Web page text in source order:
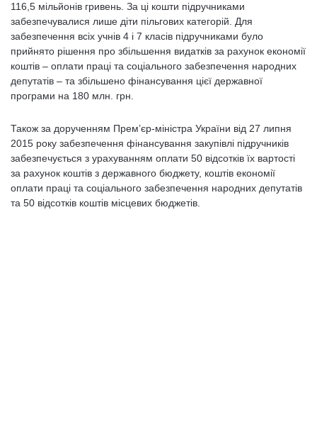
116,5 мільйонів гривень. За ці кошти підручниками
забезпечувалися лише діти пільгових категорій. Для
забезпечення всіх учнів 4 і 7 класів підручниками було
прийнято рішення про збільшення видатків за рахунок економії
коштів – оплати праці та соціального забезпечення народних
депутатів – та збільшено фінансування цієї державної
програми на 180 млн. грн.
Також за дорученням Прем’єр-міністра України від 27 липня
2015 року забезпечення фінансування закупівлі підручників
забезпечується з урахуванням оплати 50 відсотків їх вартості
за рахунок коштів з державного бюджету, коштів економії
оплати праці та соціального забезпечення народних депутатів
та 50 відсотків коштів місцевих бюджетів.